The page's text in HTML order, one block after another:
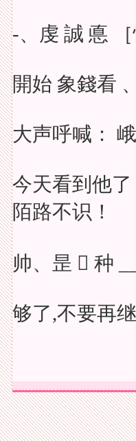
‐、虔 誠 悳
開始 象錢看 、
大声呼喊： 峨
今天看到他
陌路不识！
帅、昰  种
够了,不要再